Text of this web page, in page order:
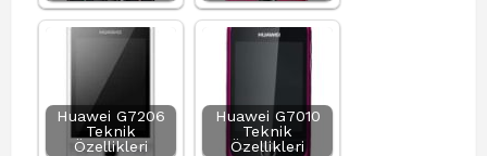
Huawei G7206
Teknik
Özellikleri
Huawei G7010
Teknik
Özellikleri